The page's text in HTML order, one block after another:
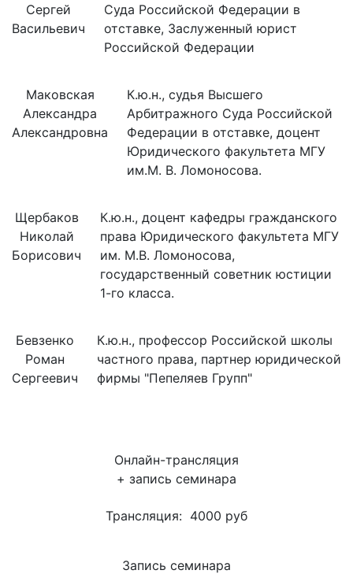
Сергей
Васильевич
Суда Российской Федерации в
отставке, Заслуженный юрист
Российской Федерации
Маковская
Александра
Александровна
К.ю.н., судья Высшего
Арбитражного Суда Российской
Федерации в отставке, доцент
Юридического факультета МГУ
им.М. В. Ломоносова.
Щербаков
Николай
Борисович
К.ю.н., доцент кафедры гражданского
права Юридического факультета МГУ
им. М.В. Ломоносова,
государственный советник юстиции
1-го класса.
Бевзенко
Роман
Сергеевич
К.ю.н., профессор Российской школы
частного права, партнер юридической
фирмы "Пепеляев Групп"
Онлайн-трансляция
+ запись семинара
Трансляция: 4000 руб
Запись семинара